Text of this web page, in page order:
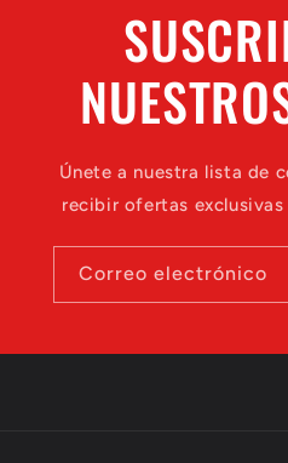
Únete a nuestra lista de
recibir ofertas
Correo electrónico